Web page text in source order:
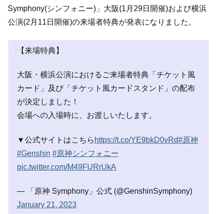
Symphony(シンフォニー)」大阪(1月29日開催)および横浜
公演(2月11日開催)の来場者特典が発表になりました。
【来場特典】
大阪・横浜公演におけるご来場者特典「チケット風
カード」及び「チケット風カードスタンド」の配布
が決定しました！
会場への入場時に、お渡しいたします。
▼公式サイトはこちら https://t.co/YE9bkD0vRd#原神
#Genshin #原神シンフォニー
pic.twitter.com/M49FURrUkA
— 「原神 Symphony」公式 (@GenshinSymphony)
January 21, 2023